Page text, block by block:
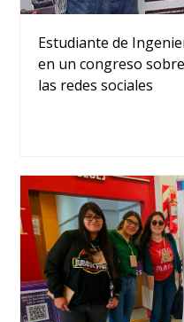
Estudiante de
en un congreso
las redes sociales